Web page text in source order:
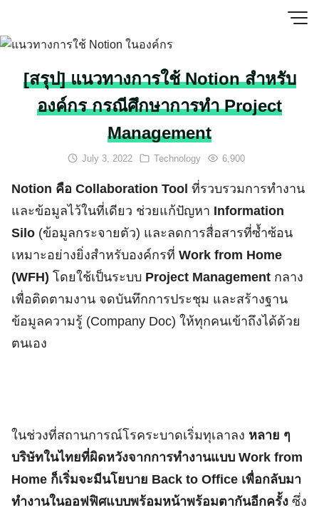
content
[สรุป] แนวทางการใช้ Notion สำหรับ
องค์กร กรณีศึกษาการทำ Project
Management
July 3, 2022 Technology 6,900
Notion คือ Collaboration Tool ที่รวบรวมการทำงาน
และข้อมูลไว้ในที่เดียว ช่วยแก้ปัญหา Information
Silo (ข้อมูลกระจายตัว) และลดการสื่อสารที่ซ้ำซ้อน
เหมาะอย่างยิ่งสำหรับองค์กรที่ Work from Home
(WFH) โดยใช้เป็นระบบ Project Management กลาง
เพื่อติดตามงาน จดบันทึกการประชุม และสร้างฐาน
ข้อมูลความรู้ (Company Doc) ให้ทุกคนเข้าถึงได้ด้วย
ตนเอง
ในช่วงที่สถานการณ์โรคระบาดเริ่มทุเลาลง หลาย ๆ
บริษัทในไทยที่ผิดหวังจากการทำงานแบบ Work from
Home ก็เริ่มจะมีนโยบาย Back to Office เพื่อกลับมา
ทำงานในออฟฟิศแบบพร้อมหน้าพร้อมตากันอีกครั้ง ซึ่ง